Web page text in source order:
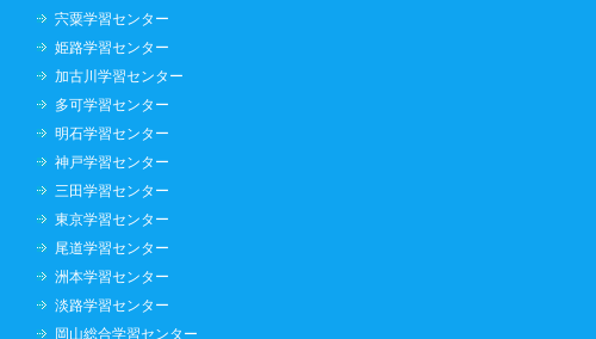
宍粟学習センター
姫路学習センター
加古川学習センター
多可学習センター
明石学習センター
神戸学習センター
三田学習センター
東京学習センター
尾道学習センター
洲本学習センター
淡路学習センター
岡山総合学習センター